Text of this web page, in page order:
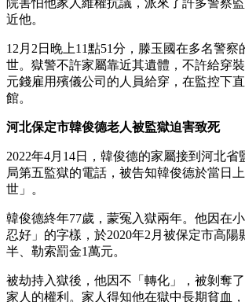
近他。
12月2日晚上11點51分，滕玉國在多名警察
世。獄警不許家屬靠近其遺體，不許給穿
元錢雇用殯儀公司的人員給穿，在監控下
館。
河北保定市韓俊德老人被監獄迫害致死
2022年4月14日，韓俊德的家屬接到河北省
局第五監獄的電話，被告知韓俊德於當日
世」。
韓俊德終年77歲，蒙冤入獄兩年。他因在
忍好」的字樣，於2020年2月被保定市高陽
半、勒索罰金1萬元。
被劫持入獄後，他因不「轉化」，被剝奪
家人的權利。家人得知他在獄中長期貧血